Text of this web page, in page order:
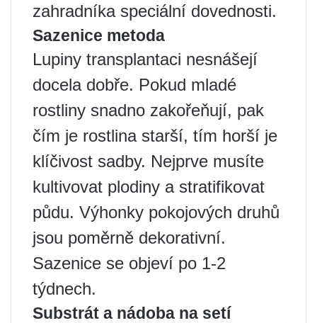
zahradníka speciální dovednosti.
Sazenice metoda
Lupiny transplantaci nesnášejí
docela dobře. Pokud mladé
rostliny snadno zakořeňují, pak
čím je rostlina starší, tím horší je
klíčivost sadby. Nejprve musíte
kultivovat plodiny a stratifikovat
půdu. Výhonky pokojových druhů
jsou poměrně dekorativní.
Sazenice se objeví po 1-2
týdnech.
Substrát a nádoba na setí